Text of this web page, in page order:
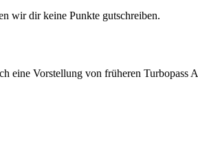
wir dir keine Punkte gutschreiben.
eine Vorstellung von früheren